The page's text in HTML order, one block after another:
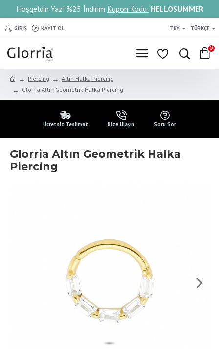
Hoşgeldin Yaz! %25 İndirim Kupon Kodu: HELLOSUMMER
GIRIŞ KAYIT OL TRY TÜRKÇE
0
Piercing
Altın Halka Piercing
Glorria Altın Geometrik Halka Piercing
Ücretsiz Teslimat Bize Ulaşın Soru Sor
Glorria Altın Geometrik Halka
Piercing